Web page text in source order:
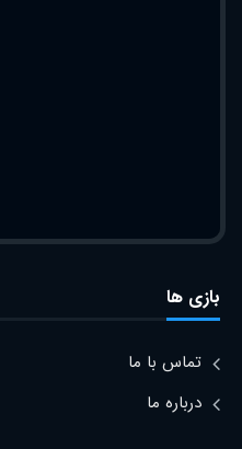
بازی ها
تماس با ما
درباره ما